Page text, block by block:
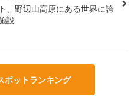
、野辺山高原にある世界に誇
設
ポットランキング